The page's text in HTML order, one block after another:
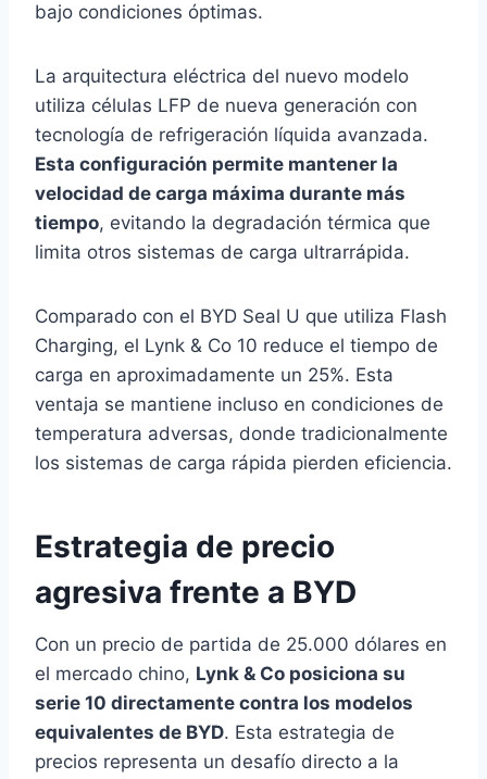
bajo condiciones óptimas.
La arquitectura eléctrica del nuevo modelo
utiliza células LFP de nueva generación con
tecnología de refrigeración líquida avanzada.
Esta configuración permite mantener la
velocidad de carga máxima durante más
tiempo, evitando la degradación térmica que
limita otros sistemas de carga ultrarrápida.
Comparado con el BYD Seal U que utiliza Flash
Charging, el Lynk & Co 10 reduce el tiempo de
carga en aproximadamente un 25%. Esta
ventaja se mantiene incluso en condiciones de
temperatura adversas, donde tradicionalmente
los sistemas de carga rápida pierden eficiencia.
Estrategia de precio
agresiva frente a BYD
Con un precio de partida de 25.000 dólares en
el mercado chino, Lynk & Co posiciona su
serie 10 directamente contra los modelos
equivalentes de BYD. Esta estrategia de
precios representa un desafío directo a la